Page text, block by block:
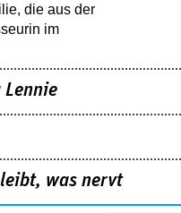
die aus der
im
Lennie
was nervt